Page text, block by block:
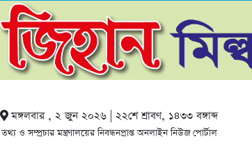
মঙ্গলবার , ২ জুন ২০২৬ | ২২শে শ্রাবণ, ১৪৩৩ বঙ্গাব্দ
তথ্য ও সম্প্রচার মন্ত্রণালয়ের নিবন্ধনপ্রাপ্ত অনলাইন নিউজ পোর্টাল